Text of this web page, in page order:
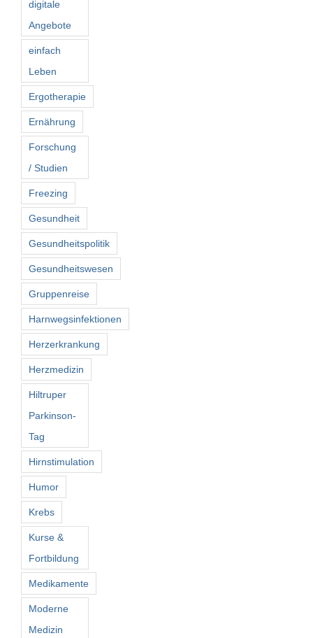
digitale
Angebote
einfach
Leben
Ergotherapie
Ernährung
Forschung
/ Studien
Freezing
Gesundheit
Gesundheitspolitik
Gesundheitswesen
Gruppenreise
Harnwegsinfektionen
Herzerkrankung
Herzmedizin
Hiltruper
Parkinson-
Tag
Hirnstimulation
Humor
Krebs
Kurse &
Fortbildung
Medikamente
Moderne
Medizin